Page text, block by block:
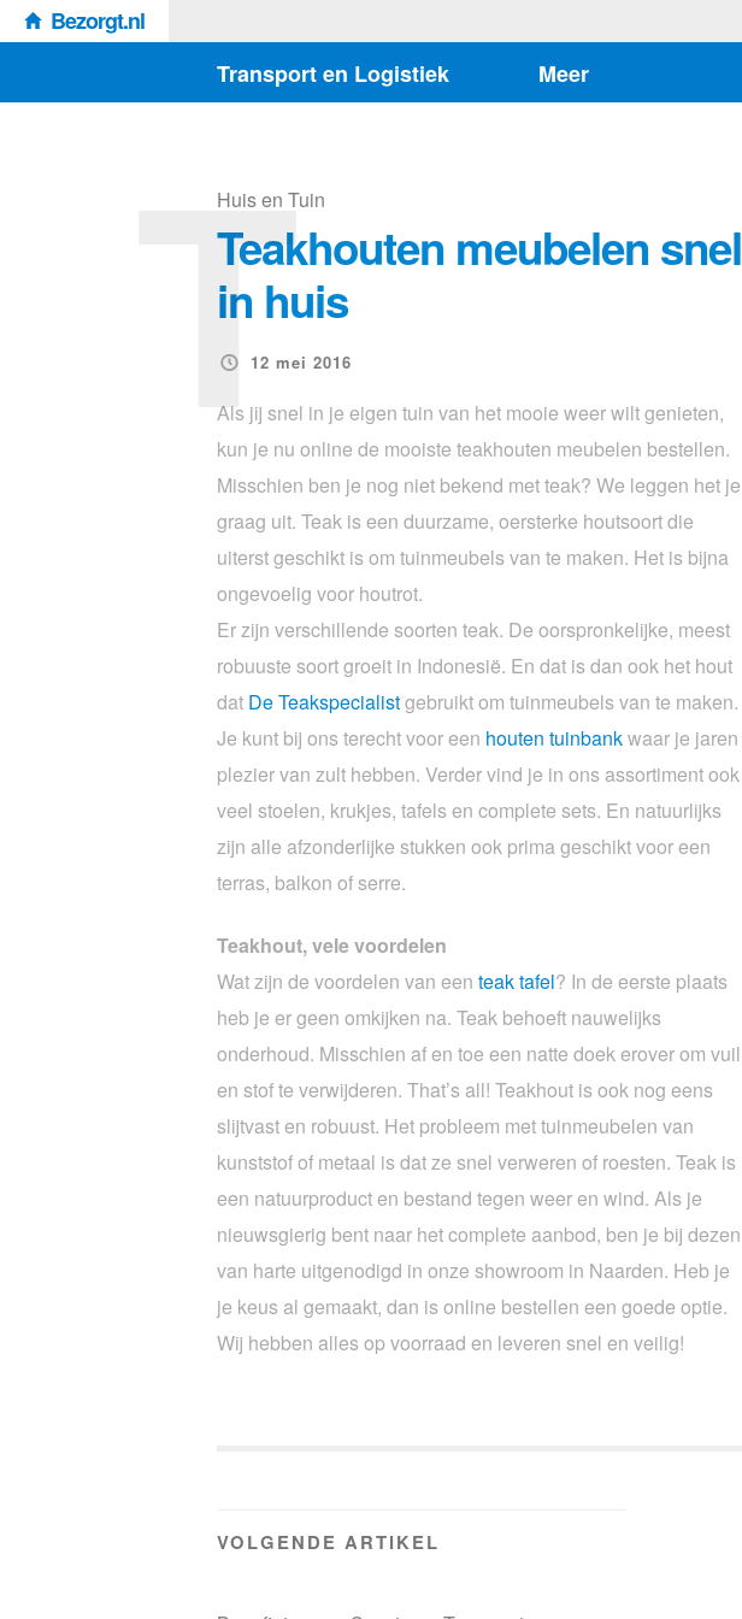
Bezorgt.nl
Transport en Logistiek
Meer
Huis en Tuin
Teakhouten meubelen snel
in huis
12 mei 2016
T
Als jij snel in je eigen tuin van het mooie weer wilt genieten,
kun je nu online de mooiste teakhouten meubelen bestellen.
Misschien ben je nog niet bekend met teak? We leggen het je
graag uit. Teak is een duurzame, oersterke houtsoort die
uiterst geschikt is om tuinmeubels van te maken. Het is bijna
ongevoelig voor houtrot.
Er zijn verschillende soorten teak. De oorspronkelijke, meest
robuuste soort groeit in Indonesië. En dat is dan ook het hout
dat De Teakspecialistgebruikt om tuinmeubels van te maken.
Je kunt bij ons terecht voor een houten tuinbankwaar je jaren
plezier van zult hebben. Verder vind je in ons assortiment ook
veel stoelen, krukjes, tafels en complete sets. En natuurlijks
zijn alle afzonderlijke stukken ook prima geschikt voor een
terras, balkon of serre.
Teakhout, vele voordelen
Wat zijn de voordelen van een teak tafel? In de eerste plaats
heb je er geen omkijken na. Teak behoeft nauwelijks
onderhoud. Misschien af en toe een natte doek erover om vuil
en stof te verwijderen. That’s all! Teakhout is ook nog eens
slijtvast en robuust. Het probleem met tuinmeubelen van
kunststof of metaal is dat ze snel verweren of roesten. Teak is
een natuurproduct en bestand tegen weer en wind. Als je
nieuwsgierig bent naar het complete aanbod, ben je bij dezen
van harte uitgenodigd in onze showroom in Naarden. Heb je
je keus al gemaakt, dan is online bestellen een goede optie.
Wij hebben alles op voorraad en leveren snel en veilig!
VOLGENDE ARTIKEL